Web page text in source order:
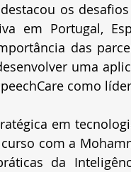
os
em Portugal,
das
uma
como
em
com a
da